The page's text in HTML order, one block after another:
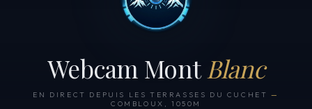
Webcam Mont Blanc
EN DIRECT DEPUIS LES TERRASSES DU CUCHET —
COMBLOUX, 1050M